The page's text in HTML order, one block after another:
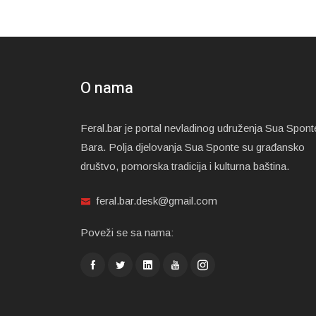
O nama
Feral.bar je portal nevladinog udruženja Sua
Bara. Polja djelovanja Sua Sponte su građansko
društvo, pomorska tradicija i kulturna baština.
feral.bar.desk@gmail.com
Poveži se sa nama: